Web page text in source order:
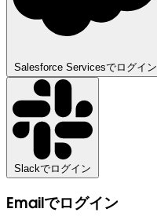
Salesforce Servicesでログイン
Slackでログイン
Emailでログイン